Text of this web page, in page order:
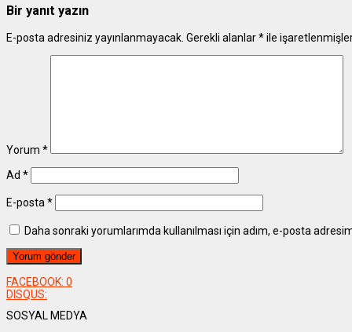
Bir yanıt yazın
E-posta adresiniz yayınlanmayacak. Gerekli alanlar*ile
Yorum *
Ad *
E-posta *
Daha sonraki yorumlarımda kullanılması için adım, e-posta
FACEBOOK: 0
DISQUS:
SOSYAL MEDYA